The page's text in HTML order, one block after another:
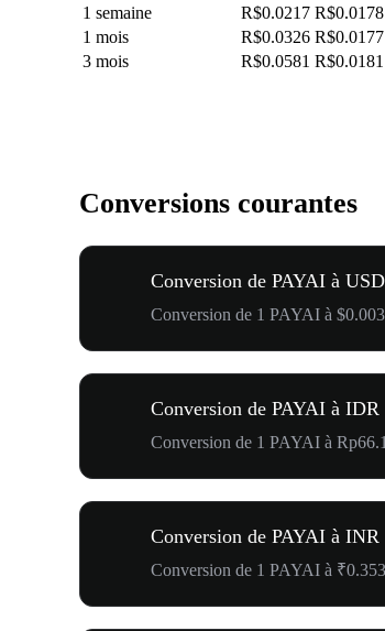
1 semaine
R$0.0217 R$0.0178
1 mois
R$0.0326 R$0.0177
3 mois
R$0.0581 R$0.0181
Conversions courantes
Conversion de PAYAI à USD
Conversion de 1 PAYAI à
Conversion de PAYAI à IDR
Conversion de 1 PAYAI à
Conversion de PAYAI à INR
Conversion de 1 PAYAI à